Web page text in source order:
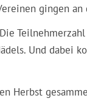
gingen
Und dabei
Herbst